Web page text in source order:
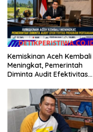
Kemiskinan Aceh Kembali
Meningkat, Pemerintah
Diminta Audit Efektivitas